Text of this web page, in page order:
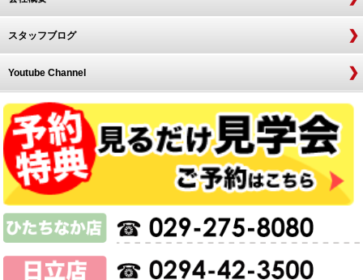
スタッフブログ
Youtube Channel